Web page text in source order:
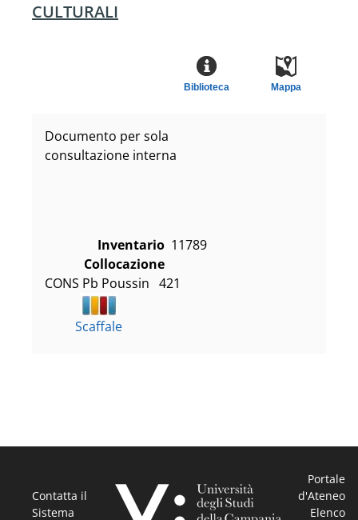
CULTURALI
Mappa
Biblioteca
Documento per sola
consultazione interna
Inventario 11789
Collocazione
CONS Pb Poussin   421
Scaffale
Contatta il
Sistema
Portale
d'Ateneo
Elenco